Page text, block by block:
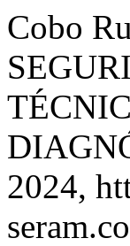
Cobo
2024,